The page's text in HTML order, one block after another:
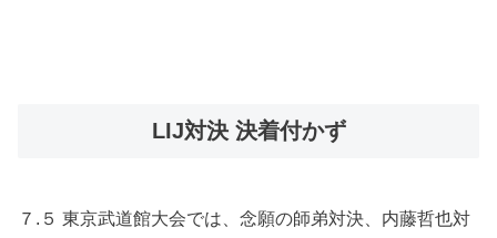
LIJ対決 決着付かず
７.５ 東京武道館大会では、念願の師弟対決、内藤哲也対